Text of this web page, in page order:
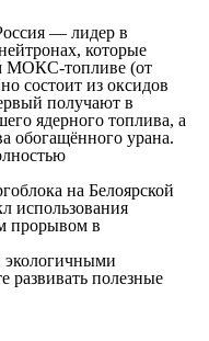
— лидер в
которые
МОКС-топливе (от
состоит из оксидов
получают в
ядерного топлива, а
обогащённого урана.
на Белоярской
использования
прорывом в
экологичными
развивать полезные